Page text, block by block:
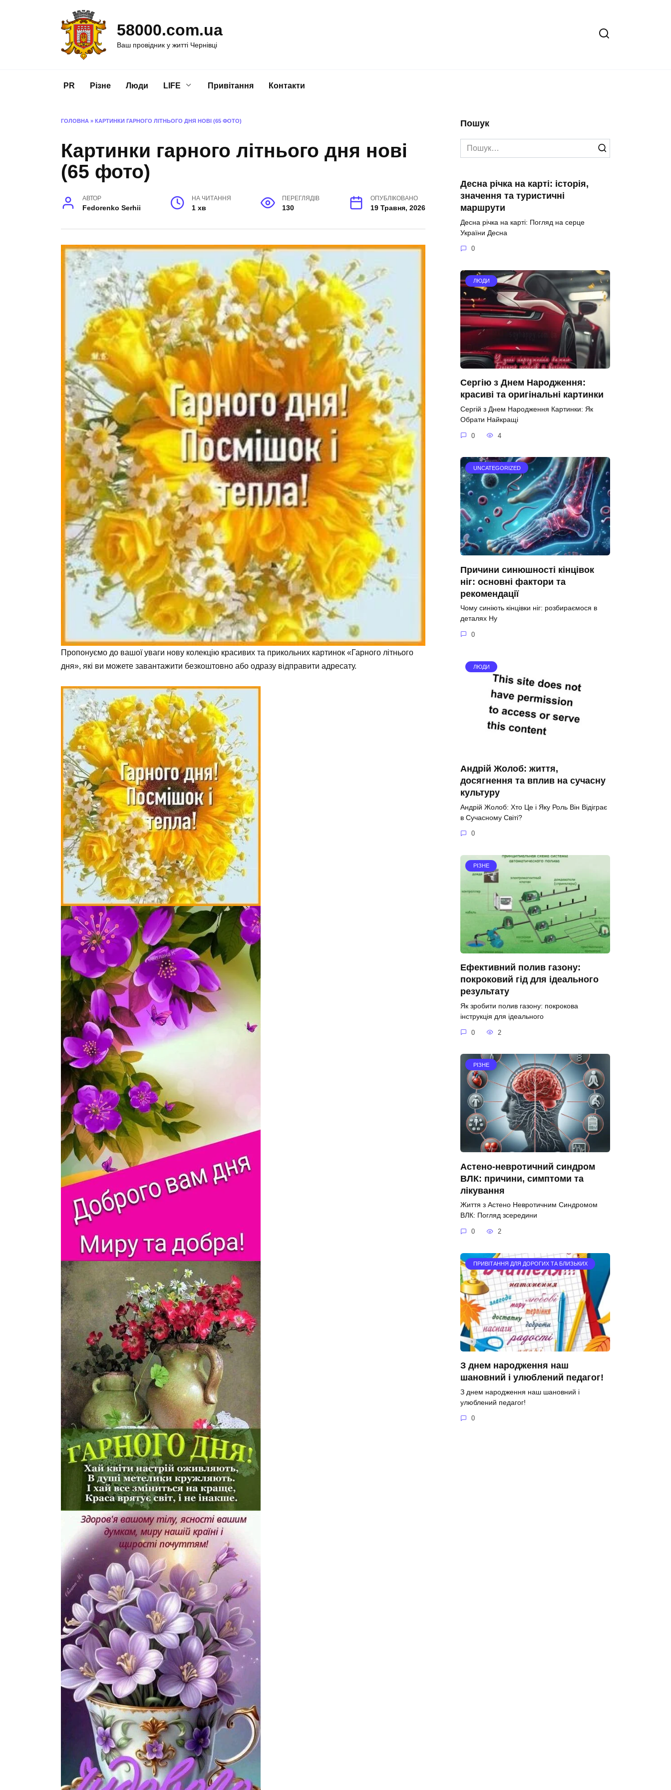
58000.com.ua
Ваш провідник у житті Чернівці
PR Різне Люди LIFE Привітання Контакти
ГОЛОВНА » КАРТИНКИ ГАРНОГО ЛІТНЬОГО ДНЯ НОВІ (65 ФОТО)
Картинки гарного літнього дня нові
(65 фото)
АВТОР
Fedorenko Serhii
НА ЧИТАННЯ
1 хв
ПЕРЕГЛЯДІВ
130
ОПУБЛІКОВАНО
19 Травня, 2026
Пропонуємо до вашої уваги нову колекцію красивих та прикольних картинок «Гарного літнього
дня», які ви можете завантажити безкоштовно або одразу відправити адресату.
Пошук
Search
for:
Десна річка на карті: історія,
значення та туристичні
маршрути
Десна річка на карті: Погляд на серце
України Десна
0
ЛЮДИ
Сергію з Днем Народження:
красиві та оригінальні картинки
Сергій з Днем Народження Картинки: Як
Обрати Найкращі
0 4
UNCATEGORIZED
Причини синюшності кінцівок
ніг: основні фактори та
рекомендації
Чому синіють кінцівки ніг: розбираємося в
деталях Ну
0
ЛЮДИ
Андрій Жолоб: життя,
досягнення та вплив на сучасну
культуру
Андрій Жолоб: Хто Це і Яку Роль Він Відіграє
в Сучасному Світі?
0
РІЗНЕ
Ефективний полив газону:
покроковий гід для ідеального
результату
Як зробити полив газону: покрокова
інструкція для ідеального
0 2
РІЗНЕ
Астено-невротичний синдром
ВЛК: причини, симптоми та
лікування
Життя з Астено Невротичним Синдромом
ВЛК: Погляд зсередини
0 2
ПРИВІТАННЯ ДЛЯ ДОРОГИХ ТА БЛИЗЬКИХ
З днем народження наш
шановний і улюблений педагог!
З днем народження наш шановний і
улюблений педагог!
0